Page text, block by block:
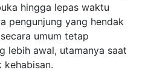
hingga lepas waktu
pengunjung yang hendak
umum tetap
lebih awal, utamanya saat
kehabisan.